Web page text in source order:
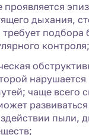
проявляется
дыхания,
подбора
контроля;
чаще всего
пыли,